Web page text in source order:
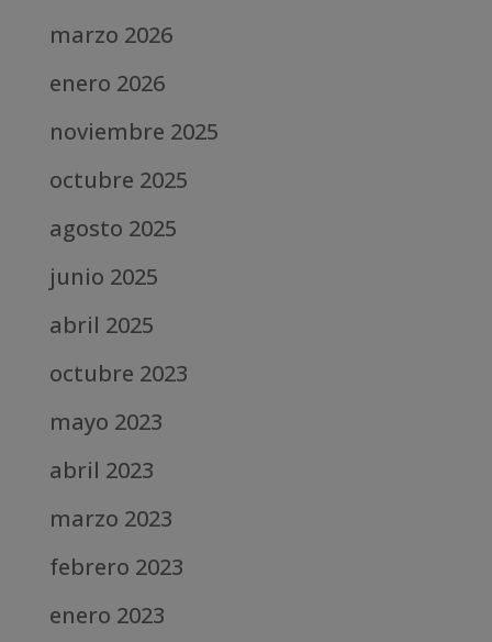
marzo 2026
enero 2026
noviembre 2025
octubre 2025
agosto 2025
junio 2025
abril 2025
octubre 2023
mayo 2023
abril 2023
marzo 2023
febrero 2023
enero 2023